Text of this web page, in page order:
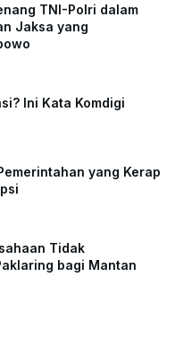
TNI-Polri dalam
Jaksa yang
Ini Kata Komdigi
yang Kerap
Tidak
bagi Mantan